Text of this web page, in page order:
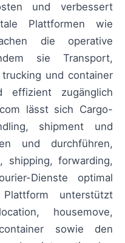
und verbessert
Plattformen wie
die operative
sie Transport,
und container
effizient zugänglich
lässt sich Cargo-
shipment und
und durchführen,
shipping, forwarding,
Dienste optimal
unterstützt
housemove,
sowie den